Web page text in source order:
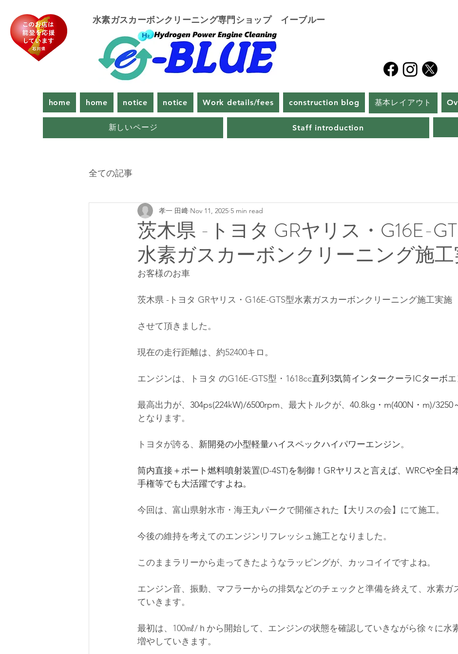
​水素ガスカーボンクリーニング専門ショップ イーブルー
home home notice notice Work details/fees construction blog 基本レイアウト
新しいページ Staff introduction
全ての記事
茨木県 -トヨタ GRヤリス・G16E-
水素ガスカーボンクリーニング施
孝一 田﨑 Nov 11, 2025 5 min read
お客様のお車
茨木県 -トヨタ GRヤリス・G16E-GTS型水素ガスカーボンクリーニング施工実施
させて頂きました。
現在の走行距離は、約52400キロ。
エンジンは、トヨタ のG16E-GTS型 ・1618cc直列3気筒インタークーラICターボエ
最高出力が、 304ps(224kW)/6500rpm、最大トルクが、 40.8kg・m(400N・m)/3250
となります。
トヨタが誇る、 新開発の小型軽量ハイスペックハイパワーエンジン。
筒内直接＋ポート燃料噴射装置(D-4ST)を制御！GRヤリスと言えば、WRCや全日
手権等でも大活躍ですよね。
今回は、富山県射水市・海王丸パークで開催された【大リスの会】にて施工。
今後の維持を考えてのエンジンリフレッシュ施工となりました。
このままラリーから走ってきたようなラッピングが、カッコイイですよね。
エンジン音、振動、マフラーからの排気などのチェックと準備を終えて、水素ガ
ていきます。
最初は、100㎖/ｈから開始して、エンジンの状態を確認していきながら徐々に水
増やしていきます。